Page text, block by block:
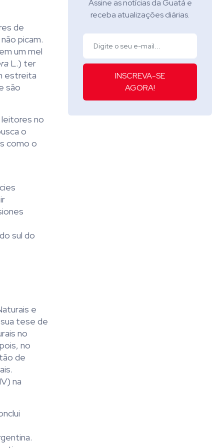
de
picam.
um mel
L.) ter
estreita
são
no
o
como o
sul do
e
tese de
no
no
de
na
Assine as notícias da Guatá e
receba atualizações diárias.
INSCREVA-SE
AGORA!